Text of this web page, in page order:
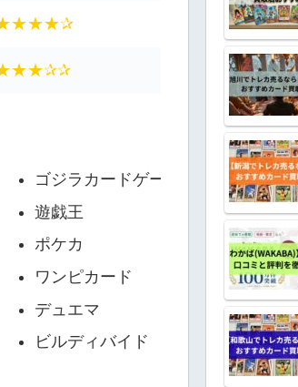
ゴジラカードゲーム
遊戯王
ポケカ
ワンピカード
デュエマ
ビルディバイド